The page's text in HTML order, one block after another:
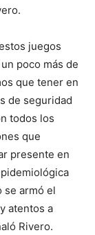
juegos
poco más de
que tener en
de seguridad
todos los
que
presente en
se armó el
atentos a
Rivero.